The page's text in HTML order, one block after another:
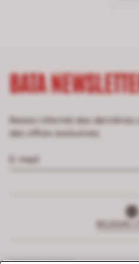
BATA
Restez informé des
des offres exclusives.